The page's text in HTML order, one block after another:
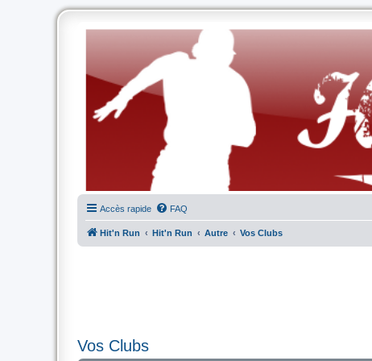
Accès rapide FAQ
Hit'n Run Hit'n Run Autre Vos Clubs
Vos Clubs